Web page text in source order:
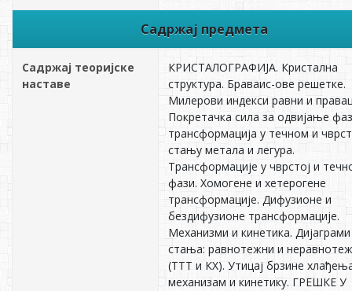
Садржај предмета
Садржај теоријске
наставе
КРИСТАЛОГРАФИЈА. Кристална
структура. Браваис-ове решетке.
Милерови индекси равни и
Покретачка сила за одвијање
трансформација у течном и
стању метала и легура.
Трансформације у чврстој и
фази. Хомогене и хетерогене
трансформације. Дифузионе и
бездифузионе трансформације.
Механизми и кинетика. Дијаграми
стања: равнотежни и
(ТТТ и КХ). Утицај брзине
механизам и кинетику. ГРЕШКЕ У